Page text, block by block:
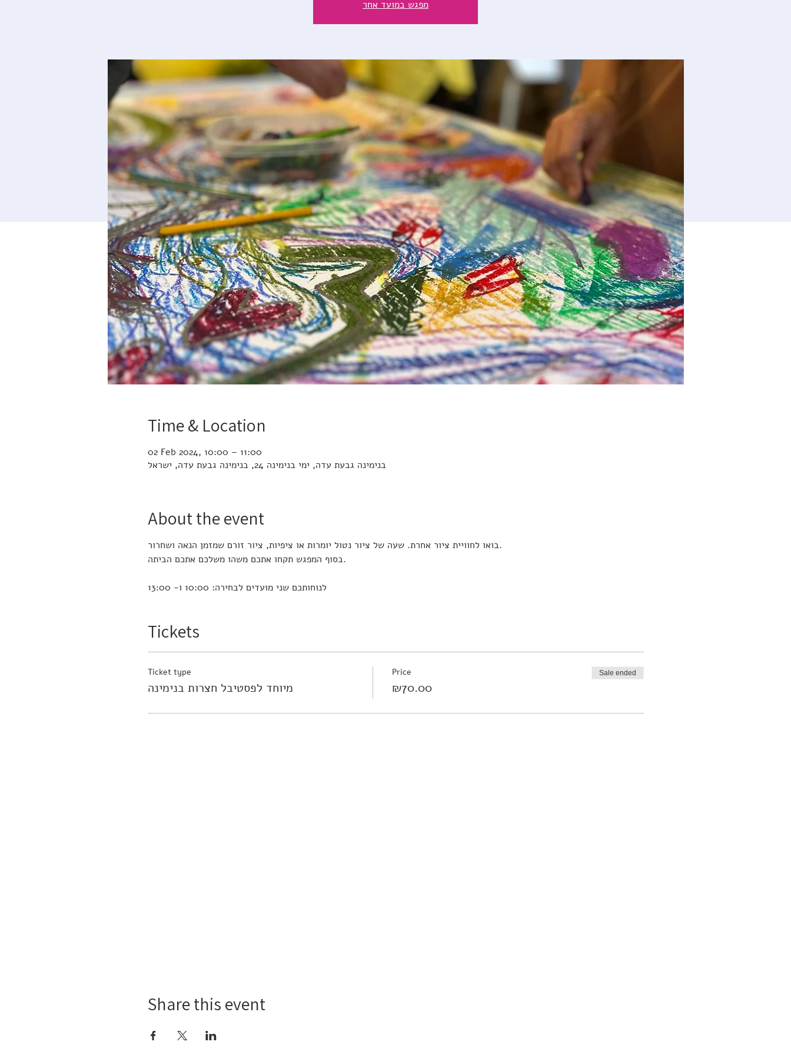
מפגש במועד אחר
Time & Location
02 Feb 2024, 10:00 – 11:00
בנימינה גבעת עדה, ימי בנימינה 24, בנימינה גבעת עדה, ישראל
About the event
בואו לחוויית ציור אחרת. שעה של ציור נטול יומרות או ציפיות, ציור זורם שמזמן הנאה ושחרור.
בסוף המפגש תקחו אתכם משהו משלכם אתכם הביתה.
לנוחותכם שני מועדים לבחירה: 10:00 ו- 13:00
Tickets
Ticket type
מיוחד לפסטיבל חצרות בנימינה
Price
₪70.00
Sale ended
Share this event